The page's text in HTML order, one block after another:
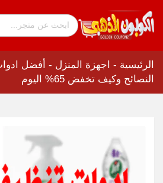
الرئيسية - اجهزة المنزل - أفضل
النصائح وكيف تخفض 65% اليوم